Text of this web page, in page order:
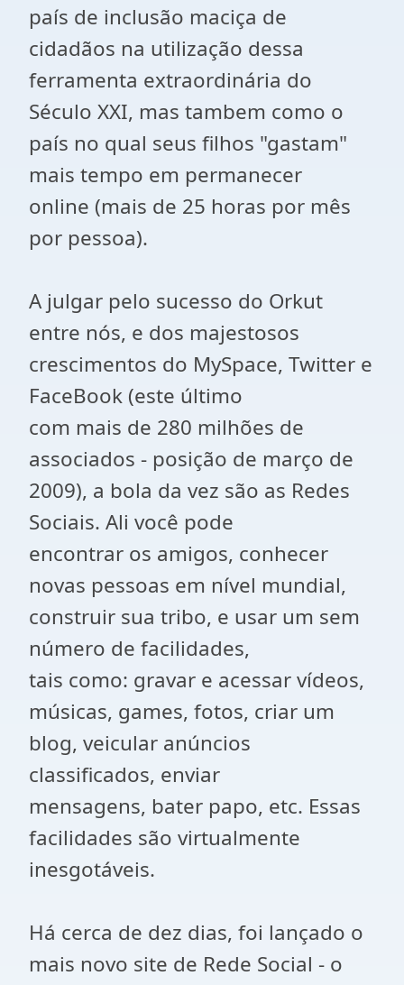
país de inclusão maciça de
cidadãos na utilização dessa
ferramenta extraordinária do
Século XXI, mas tambem como o
país no qual seus filhos "gastam"
mais tempo em permanecer
online (mais de 25 horas por mês
por pessoa).
A julgar pelo sucesso do Orkut
entre nós, e dos majestosos
crescimentos do MySpace, Twitter e
FaceBook (este último
com mais de 280 milhões de
associados - posição de março de
2009), a bola da vez são as Redes
Sociais. Ali você pode
encontrar os amigos, conhecer
novas pessoas em nível mundial,
construir sua tribo, e usar um sem
número de facilidades,
tais como: gravar e acessar vídeos,
músicas, games, fotos, criar um
blog, veicular anúncios
classificados, enviar
mensagens, bater papo, etc. Essas
facilidades são virtualmente
inesgotáveis.
Há cerca de dez dias, foi lançado o
mais novo site de Rede Social - o